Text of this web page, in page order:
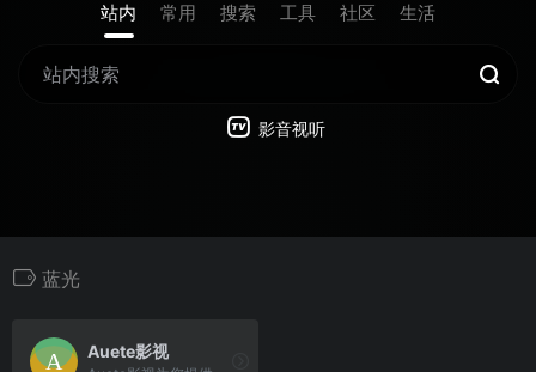
站内 常用 搜索 工具 社区 生活
影音视听
蓝光
Auete影视